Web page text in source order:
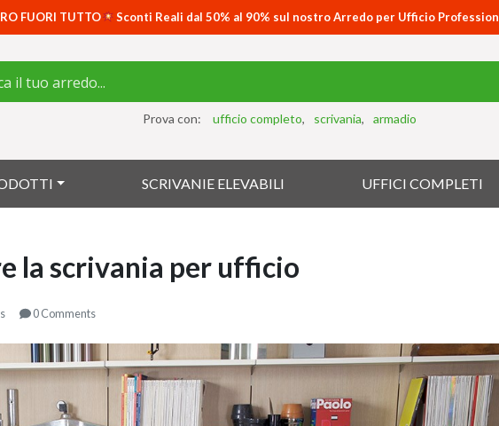
FUORI TUTTO Sconti Reali dal 50% al 90% sul nostro Arredo per Ufficio
Prova con: ufficio completo scrivania armadio
SCRIVANIE ELEVABILI UFFICI COMPLETI
la scrivania per ufficio
0 Comments